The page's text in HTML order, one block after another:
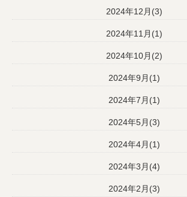
2024年12月(3)
2024年11月(1)
2024年10月(2)
2024年9月(1)
2024年7月(1)
2024年5月(3)
2024年4月(1)
2024年3月(4)
2024年2月(3)